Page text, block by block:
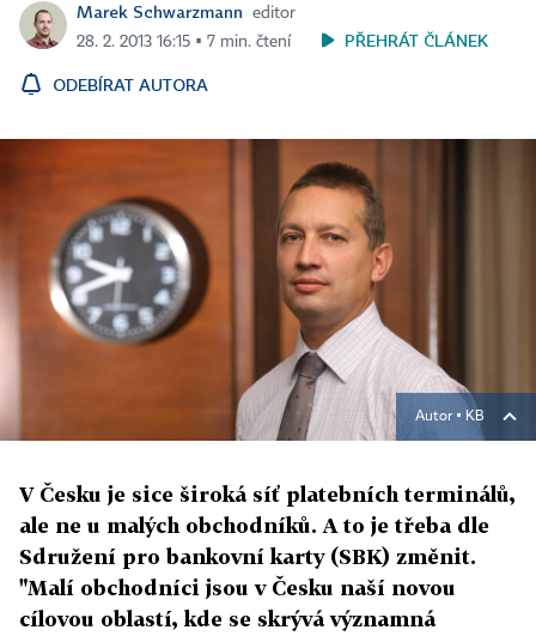
Marek Schwarzmann
editor
28. 2. 2013 16:15 ▪ 7 min. čtení
PŘEHRÁT ČLÁNEK
ODEBÍRAT AUTORA
Autor ▪ KB
V Česku je sice široká síť platebních terminálů,
ale ne u malých obchodníků. A to je třeba dle
Sdružení pro bankovní karty (SBK) změnit.
"Malí obchodníci jsou v Česku naší novou
cílovou oblastí, kde se skrývá významná